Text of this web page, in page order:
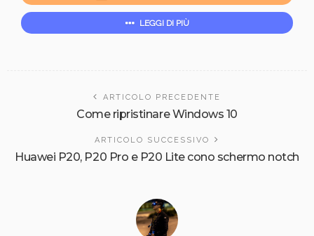
LEGGI DI PIÙ
ARTICOLO PRECEDENTE
Come ripristinare Windows 10
ARTICOLO SUCCESSIVO
Huawei P20, P20 Pro e P20 Lite cono schermo notch